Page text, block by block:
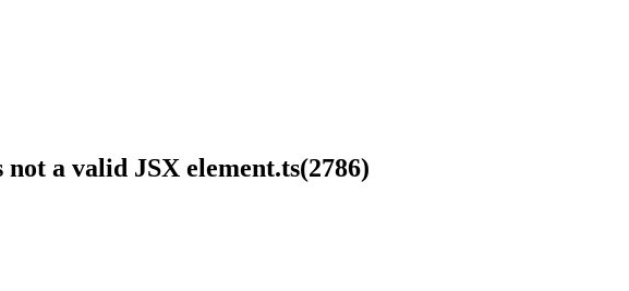
a valid JSX element.ts(2786)